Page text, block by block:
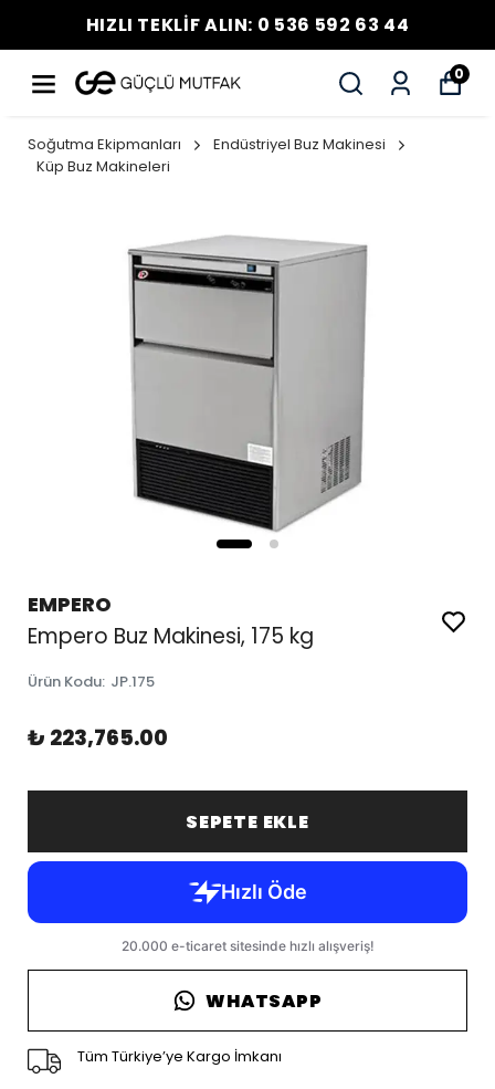
HIZLI TEKLİF ALIN: 0 536 592 63 44
0
Soğutma Ekipmanları
Endüstriyel Buz Makinesi
Küp Buz Makineleri
EMPERO
Empero Buz Makinesi, 175 kg
Ürün Kodu: JP.175
₺ 223,765.00
SEPETE EKLE
WHATSAPP
Tüm Türkiye’ye Kargo İmkanı